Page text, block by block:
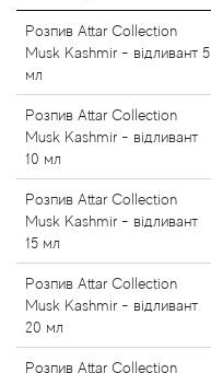
Розпив Attar Collection
Musk Kashmir - відливант 5
мл
Розпив Attar Collection
Musk Kashmir - відливант
10 мл
Розпив Attar Collection
Musk Kashmir - відливант
15 мл
Розпив Attar Collection
Musk Kashmir - відливант
20 мл
Розпив Attar Collection